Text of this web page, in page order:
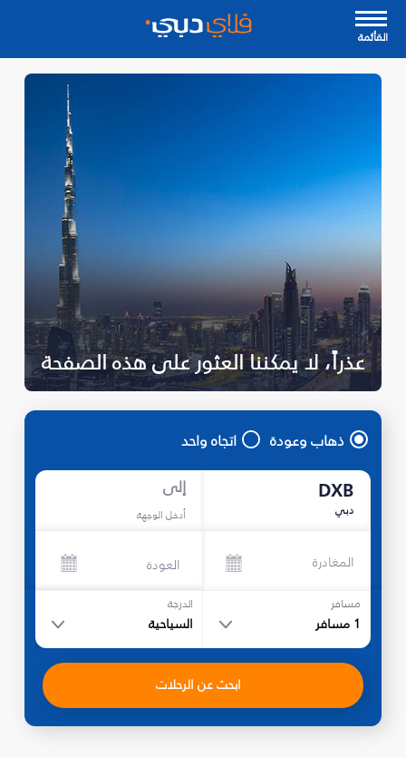
القأئمة
عذراً، لا يمكننا العثور على هذه الصفحة
ذهاب وعودة اتجاه واحد
DXB
دبي
إلى
أدخل الوجهة
المغادرة العودة
مسافر
1 مسافر
الدرجة
السياحية
ابحث عن الرحلات